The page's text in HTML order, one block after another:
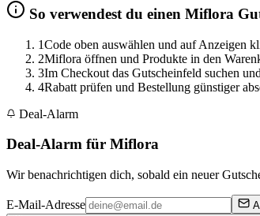
So verwendest du einen Miflora
1Code oben auswählen und auf Anzeigen
2Miflora öffnen und Produkte in den
3Im Checkout das Gutscheinfeld suchen
4Rabatt prüfen und Bestellung günstiger
Deal-Alarm
Deal-Alarm für Miflora
Wir benachrichtigen dich, sobald ein neuer
E-Mail-Adresse